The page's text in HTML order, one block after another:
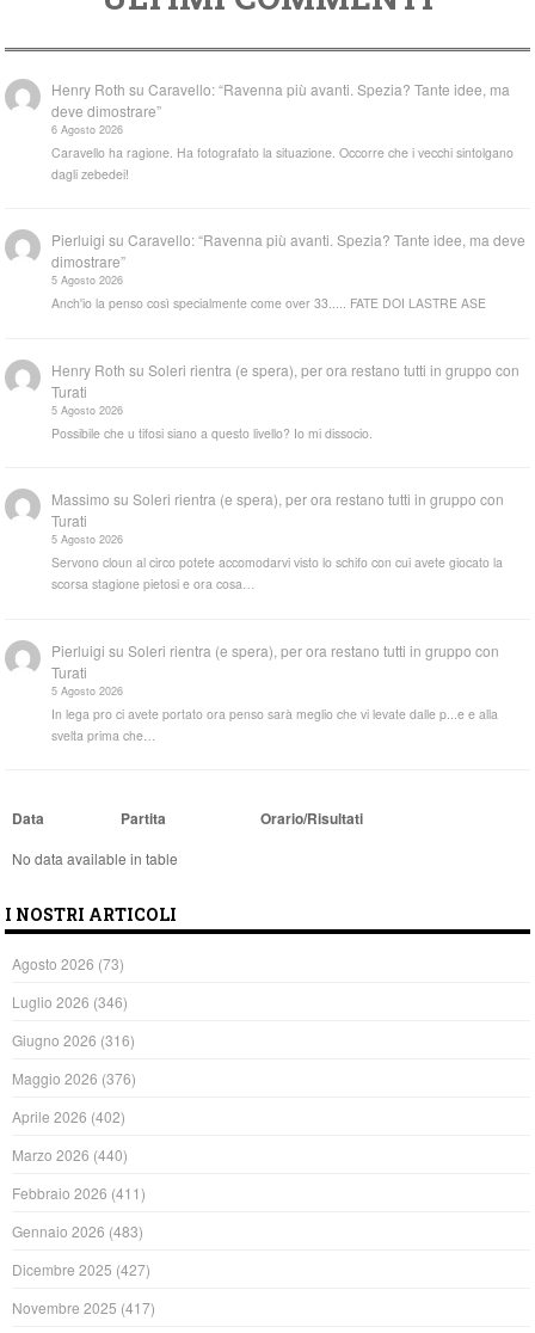
Henry Roth suCaravello: “Ravenna più avanti. Spezia? Tante idee, ma
deve dimostrare”
6 Agosto 2026
Caravello ha ragione. Ha fotografato la situazione. Occorre che i vecchi sintolgano
dagli zebedei!
Pierluigi suCaravello: “Ravenna più avanti. Spezia? Tante idee, ma deve
dimostrare”
5 Agosto 2026
Anch'io la penso così specialmente come over 33..... FATE DOI LASTRE ASE
Henry Roth suSoleri rientra (e spera), per ora restano tutti in gruppo con
Turati
5 Agosto 2026
Possibile che u tifosi siano a questo livello? Io mi dissocio.
Massimo suSoleri rientra (e spera), per ora restano tutti in gruppo con
Turati
5 Agosto 2026
Servono cloun al circo potete accomodarvi visto lo schifo con cui avete giocato la
scorsa stagione pietosi e ora cosa…
Pierluigi suSoleri rientra (e spera), per ora restano tutti in gruppo con
Turati
5 Agosto 2026
In lega pro ci avete portato ora penso sarà meglio che vi levate dalle p...e e alla
svelta prima che…
Data Partita Orario/Risultati
No data available in table
I NOSTRI ARTICOLI
Agosto 2026 (73)
Luglio 2026 (346)
Giugno 2026 (316)
Maggio 2026 (376)
Aprile 2026 (402)
Marzo 2026 (440)
Febbraio 2026 (411)
Gennaio 2026 (483)
Dicembre 2025 (427)
Novembre 2025 (417)